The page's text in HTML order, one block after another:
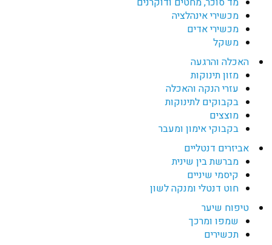
מכשירי אינהלציה
מכשירי אדים
משקל
האכלה והרגעה
מזון תינוקות
עזרי הנקה והאכלה
בקבוקים לתינוקות
מוצצים
בקבוקי אימון ומעבר
אביזרים דנטליים
מברשת בין שינית
קיסמי שיניים
חוט דנטלי ומנקה לשון
טיפוח שיער
שמפו ומרכך
תכשירים